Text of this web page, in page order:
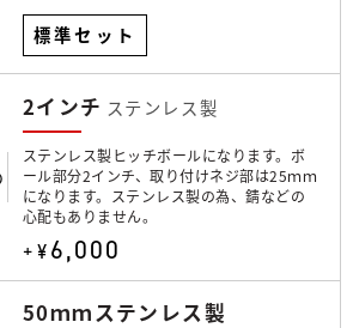
標準セット
2インチ ステンレス製
ステンレス製ヒッチボールになります。ボ
ール部分2インチ、取り付けネジ部は25ｍｍ
になります。ステンレス製の為、錆などの
心配もありません。
+¥6,000
50ｍｍステンレス製